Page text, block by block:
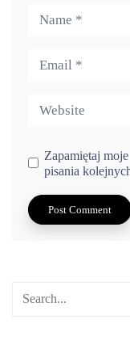
Zapamiętaj
pisania